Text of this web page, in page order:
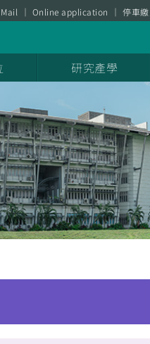
Mail Online application 停車
研究產學